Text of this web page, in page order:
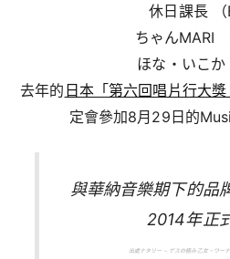
休日課長 （
ちゃんMARI
ほな・いこか
去年的 日本「第六回唱片行大獎
定會參加8月29日的
與華納音樂期下的品
2014年正
出處ナタリー – ゲスの極み乙女。ワー